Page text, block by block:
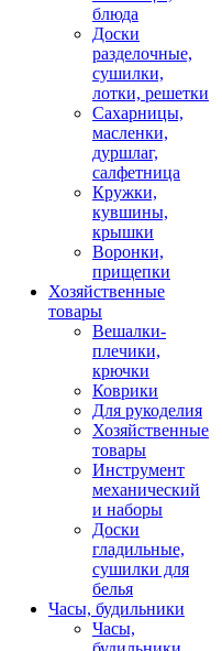
блюда
Доски
разделочные,
сушилки,
лотки, решетки
Сахарницы,
масленки,
дуршлаг,
салфетница
Кружки,
кувшины,
крышки
Воронки,
прищепки
Хозяйственные
товары
Вешалки-
плечики,
крючки
Коврики
Для рукоделия
Хозяйственные
товары
Инструмент
механический
и наборы
Доски
гладильные,
сушилки для
белья
Часы, будильники
Часы,